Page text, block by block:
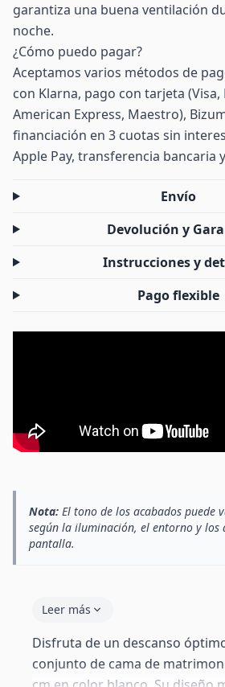
garantiza una buena ventilación
noche.
¿Cómo puedo pagar?
Aceptamos varios métodos de
con Klarna, pago con tarjeta
American Express, Maestro),
financiación en 3 cuotas sin
Apple Pay, transferencia bancaria
Envío
Devolución y
Instrucciones y
Pago flexible
Nota: El tono de los acabados puede
según la iluminación, el entorno y los
pantalla.
Leer más
Disfruta de un descanso
conjunto de cama de